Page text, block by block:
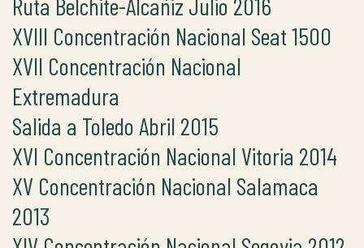
XVIII Concentración Nacional Seat 1500
XVII Concentración Nacional
Extremadura
Salida a Toledo Abril 2015
XVI Concentración Nacional Vitoria 2014
XV Concentración Nacional Salamaca
2013